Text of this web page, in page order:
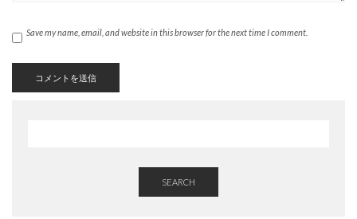
Save my name, email, and website in this browser for the next time I comment.
SEARCH